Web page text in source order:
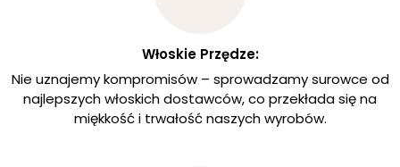
Włoskie Przędze:
Nie uznajemy kompromisów – sprowadzamy surowce od
najlepszych włoskich dostawców, co przekłada się na
miękkość i trwałość naszych wyrobów.